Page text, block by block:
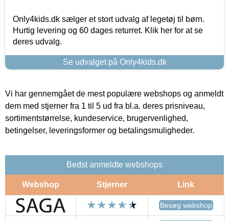
Only4kids.dk sælger et stort udvalg af legetøj til børn.
Hurtig levering og 60 dages returret. Klik her for at se
deres udvalg.
Se udvalget på Only4kids.dk
Vi har gennemgået de mest populære webshops og anmeldt
dem med stjerner fra 1 til 5 ud fra bl.a. deres prisniveau,
sortimentstørrelse, kundeservice, brugervenlighed,
betingelser, leveringsformer og betalingsmuligheder.
Bedst anmeldte webshops
Webshop Stjerner Link
Besøg webshop